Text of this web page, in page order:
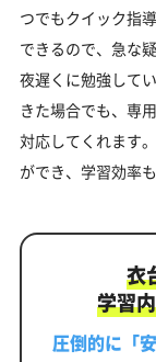
つでもクイック指
できるので、急な
夜遅くに勉強して
きた場合でも、専
対応してくれます
ができ、学習効率
衣
学習
圧倒的に「安